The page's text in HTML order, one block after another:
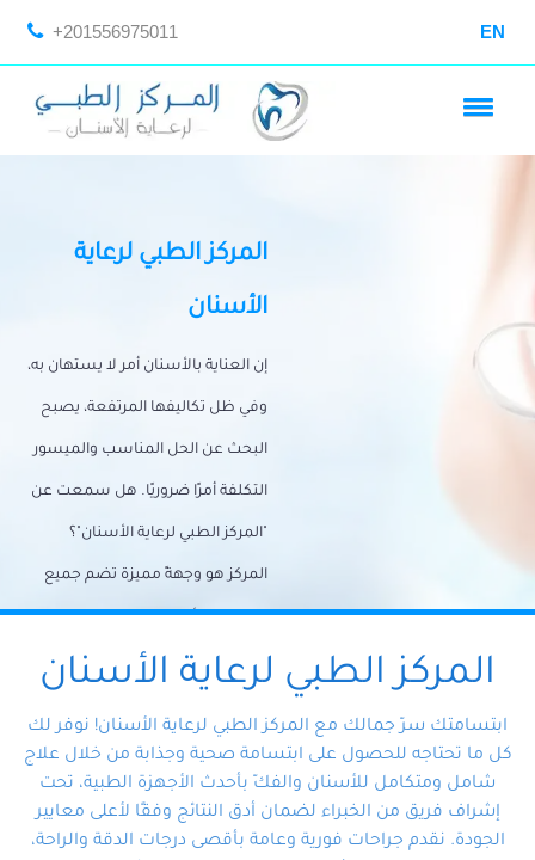
+201556975011 EN
المركز الطبي لرعاية
الأسنان
إن العناية بالأسنان أمر لا يستهان به،
وفي ظل تكاليفها المرتفعة، يصبح
البحث عن الحل المناسب والميسور
التكلفة أمرًا ضروريًا. هل سمعت عن
"المركز الطبي لرعاية الأسنان"؟
المركز هو وجهةً مميزة تضم جميع
احتياجات الأسنان تحت سقف واحد،
وتضمن لك حلاً شاملًا لجميع
المتخصص ذوي الخبرة، ستجد نفسك
في أيد أمينة تلبي احتياجاتك بكل
احترافية ودقة.
المركز الطبي لرعاية الأسنان
ابتسامتك سرّ جمالك مع المركز الطبي لرعاية الأسنان! نوفر لك
كل ما تحتاجه للحصول على ابتسامة صحية وجذابة من خلال علاج
شامل ومتكامل للأسنان والفكّ بأحدث الأجهزة الطبية، تحت
إشراف فريق من الخبراء لضمان أدق النتائج وفقًا لأعلى معايير
الجودة. نقدم جراحات فورية وعامة بأقصى درجات الدقة والراحة،